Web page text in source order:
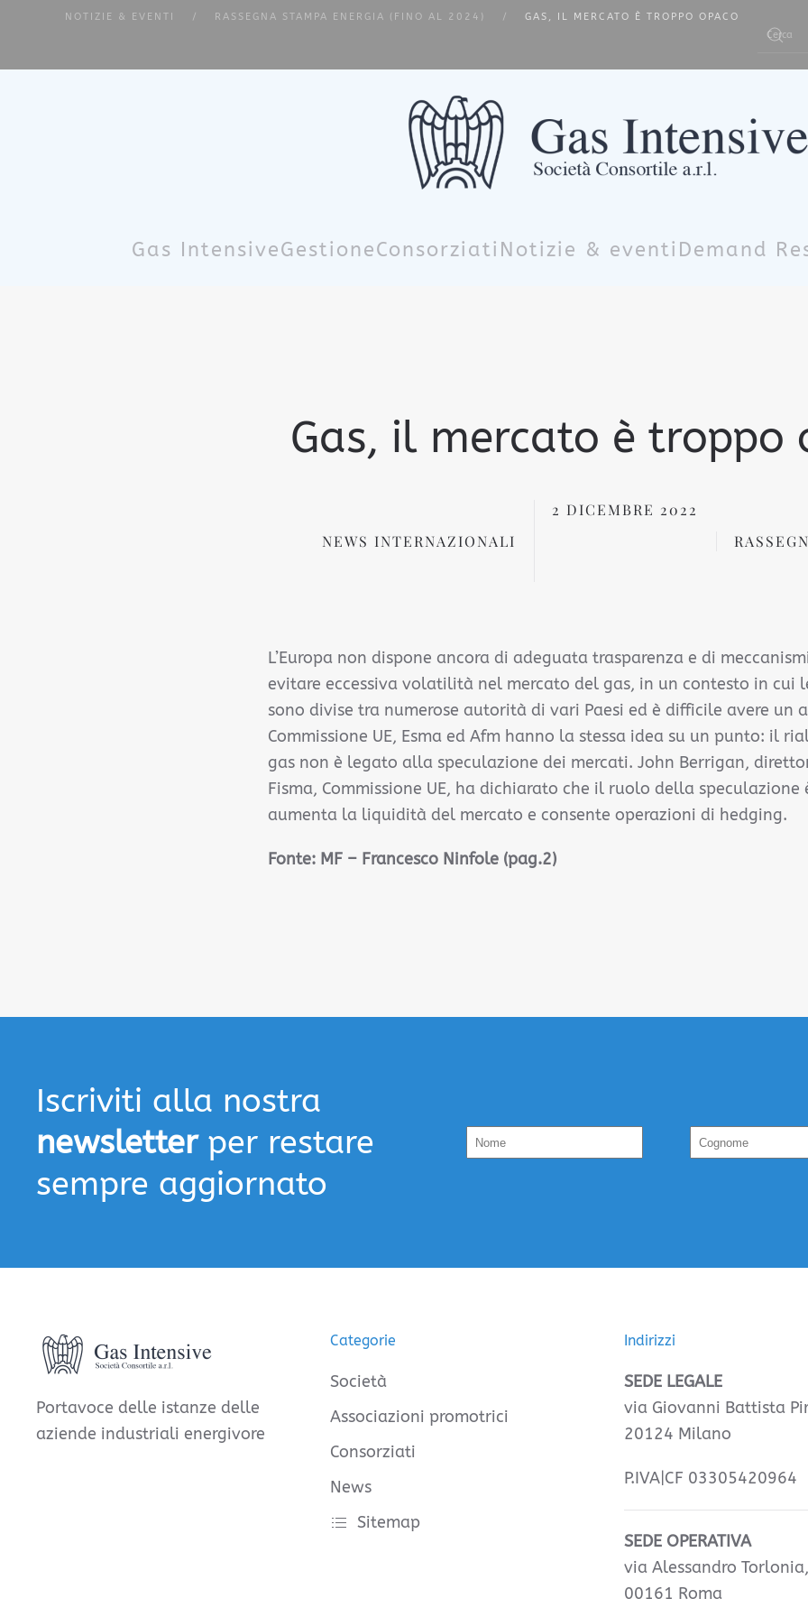
NOTIZIE & EVENTI RASSEGNA STAMPA ENERGIA (FINO AL 2024) GAS, IL MERCATO È TROPPO OPACO
Gas IntensiveGestioneConsorziati Notizie & eventi Demand
Gas, il mercato è troppo
NEWS INTERNAZIONALI
2 DICEMBRE 2022
L’Europa non dispone ancora di adeguata trasparenza e di
evitare eccessiva volatilità nel mercato del gas, in un contesto in cui
sono divise tra numerose autorità di vari Paesi ed è difficile avere un
Commissione UE, Esma ed Afm hanno la stessa idea su un punto: il
gas non è legato alla speculazione dei mercati. John Berrigan,
Fisma, Commissione UE, ha dichiarato che il ruolo della speculazione
aumenta la liquidità del mercato e consente operazioni di hedging.
Fonte: MF – Francesco Ninfole (pag.2)
Iscriviti alla nostra
newsletterper restare
sempre aggiornato
Portavoce delle istanze delle
aziende industriali energivore
Categorie
Società
Associazioni promotrici
Consorziati
News
Sitemap
Indirizzi
SEDE LEGALE
via Giovanni Battista
20124 Milano
P.IVA|CF 03305420964
SEDE OPERATIVA
via Alessandro
00161 Roma